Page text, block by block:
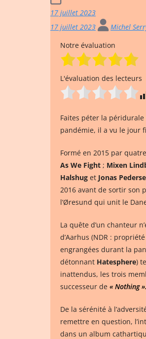
17 juillet 2023
17 juillet 2023
Michel
Notre évaluation
L'évaluation des lecteurs
Faites péter la péridurale
pandémie, il a vu le jour
Formé en 2015 par
As We Fight ; Mixen
Halshug et Jonas
2016 avant de sortir son
l’Øresund qui unit le
La quête d’un chanteur
d’Aarhus (NDR :
engrangées durant la
détonnant Hatesphere)
inattendus, les trois
successeur de « Nothing ».
De la sérénité à
remettre en question,
dans un album